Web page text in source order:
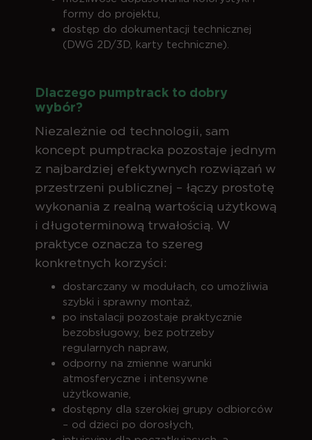
formy do projektu,
dostęp do dokumentacji technicznej
(DWG 2D/3D, karty techniczne).
Dlaczego pumptrack to dobry
wybór?
Niezależnie od technologii, sam
koncept pumptracka pozostaje jednym
z najbardziej efektywnych rozwiązań w
przestrzeni publicznej – łączy prostotę
wykonania z realną wartością użytkową
i długoterminową trwałością. W
praktyce oznacza to szereg
konkretnych korzyści:
dostarczany w modułach, co umożliwia
szybki i sprawny montaż,
po instalacji pozostaje praktycznie
bezobsługowy, bez potrzeby
regularnych napraw,
odporny na zmienne warunki
atmosferyczne i intensywne
użytkowanie,
dostępny dla szerokiej grupy odbiorców
– od dzieci po dorosłych,